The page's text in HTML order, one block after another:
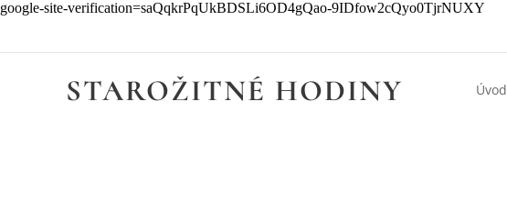
google-site-verification=saQqkrPqUkBDSLi6OD4gQao-9IDfow2cQyo0TjrNUXY
STAROŽITNÉ HODINY Úvod